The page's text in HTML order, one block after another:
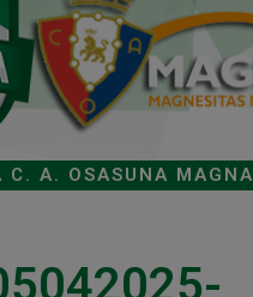
C. A. OSASUNA MAGNA